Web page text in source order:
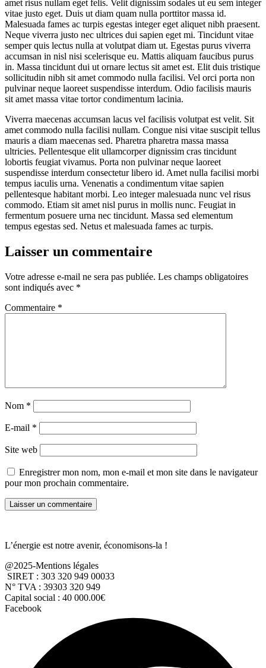
amet risus nullam eget felis. Velit dignissim sodales ut eu sem integer
vitae justo eget. Duis ut diam quam nulla porttitor massa id.
Malesuada fames ac turpis egestas integer eget aliquet nibh praesent.
Neque viverra justo nec ultrices dui sapien eget mi. Tincidunt vitae
semper quis lectus nulla at volutpat diam ut. Egestas purus viverra
accumsan in nisl nisi scelerisque eu. Mattis aliquam faucibus purus
in. Massa tincidunt dui ut ornare lectus sit amet est. Elit duis tristique
sollicitudin nibh sit amet commodo nulla facilisi. Vel orci porta non
pulvinar neque laoreet suspendisse interdum. Odio facilisis mauris
sit amet massa vitae tortor condimentum lacinia.
Viverra maecenas accumsan lacus vel facilisis volutpat est velit. Sit
amet commodo nulla facilisi nullam. Congue nisi vitae suscipit tellus
mauris a diam maecenas sed. Pharetra pharetra massa massa
ultricies. Pellentesque elit ullamcorper dignissim cras tincidunt
lobortis feugiat vivamus. Porta non pulvinar neque laoreet
suspendisse interdum consectetur libero id. Amet nulla facilisi morbi
tempus iaculis urna. Venenatis a condimentum vitae sapien
pellentesque habitant morbi. Leo integer malesuada nunc vel risus
commodo. Etiam sit amet nisl purus in mollis nunc. Feugiat in
fermentum posuere urna nec tincidunt. Massa sed elementum
tempus egestas sed. Netus et malesuada fames ac turpis.
Laisser un commentaire
Votre adresse e-mail ne sera pas publiée. Les champs obligatoires
sont indiqués avec *
Commentaire *
Nom *
E-mail *
Site web
Enregistrer mon nom, mon e-mail et mon site dans le navigateur
pour mon prochain commentaire.
L’énergie est notre avenir, économisons-la !
@2025-Mentions légales
SIRET : 303 320 949 00033
N° TVA : 39303 320 949
Capital social : 40 000.00€
Facebook